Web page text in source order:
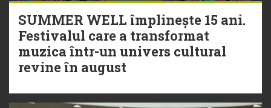
SUMMER WELL împlinește 15 ani.
Festivalul care a transformat
muzica într-un univers cultural
revine în august